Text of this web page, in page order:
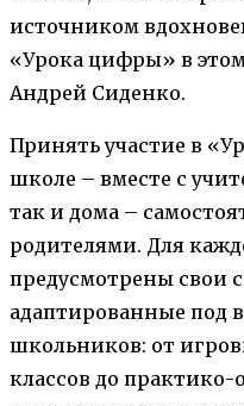
источником
«Урока цифры» в
Андрей Сиденко.
Принять участие в
школе – вместе с
так и дома –
родителями. Для
предусмотрены свои
адаптированные под
школьников: от
классов до